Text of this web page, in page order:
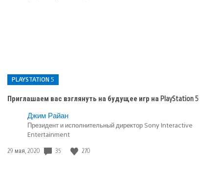
PLAYSTATION 5
Приглашаем вас взглянуть на будущее игр на PlayStation 5
Опубликовано
PlayStation
5
Джим Райан
Президент и исполнительный директор Sony Interactive
Entertainment
Дата
29 мая, 2020 35 270